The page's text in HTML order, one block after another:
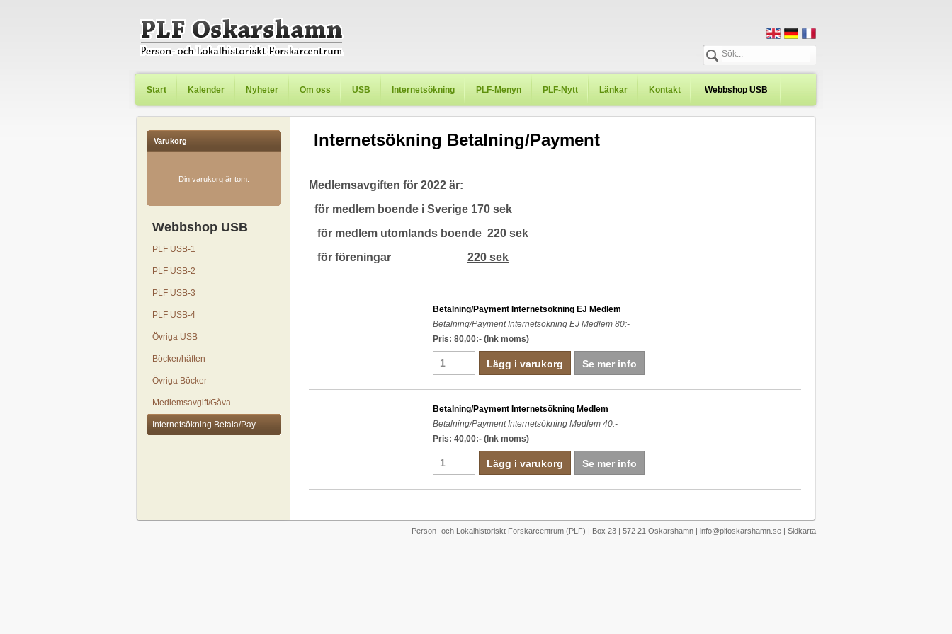
Start Kalender Nyheter Om oss USB Internetsökning PLF-Menyn PLF-Nytt Länkar Kontakt Webbshop USB
Varukorg
Din varukorg är tom.
Webbshop USB
PLF USB-1
PLF USB-2
PLF USB-3
PLF USB-4
Övriga USB
Böcker/häften
Övriga Böcker
Medlemsavgift/Gåva
Internetsökning Betala/Pay
Internetsökning Betalning/Payment
Medlemsavgiften för 2022 är:
för medlem boende i Sverige 170 sek
för medlem utomlands boende 220 sek
för föreningar
220 sek
Betalning/Payment Internetsökning EJ Medlem
Betalning/Payment Internetsökning EJ Medlem 80:-
Pris: 80,00:- (Ink moms)
Lägg i varukorg Se mer info
Betalning/Payment Internetsökning Medlem
Betalning/Payment Internetsökning Medlem 40:-
Pris: 40,00:- (Ink moms)
Lägg i varukorg Se mer info
Person- och Lokalhistoriskt Forskarcentrum (PLF) | Box 23 | 572 21 Oskarshamn | info@plfoskarshamn.se | Sidkarta